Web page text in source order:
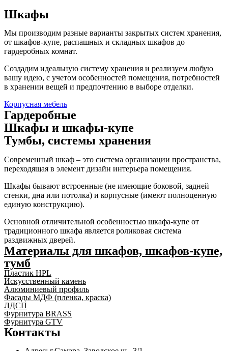
Шкафы
Мы производим разные варианты закрытых систем хранения,
от шкафов-купе, распашных и складных шкафов до
гардеробных комнат.
Создадим идеальную систему хранения и реализуем любую
вашу идею, с учетом особенностей помещения, потребностей
в хранении вещей и предпочтению в выборе отделки.
Корпусная мебель
Гардеробные
Шкафы и шкафы-купе
Тумбы, системы хранения
Современный шкаф – это система организации пространства,
переходящая в элемент дизайн интерьера помещения.
Шкафы бывают встроенные (не имеющие боковой, задней
стенки, дна или потолка) и корпусные (имеют полноценную
единую конструкцию).
Основной отличительной особенностью шкафа-купе от
традиционного шкафа является роликовая система
раздвижных дверей.
Материалы для шкафов, шкафов-купе,
тумб
Пластик HPL
Искусственный камень
Алюминиевый профиль
Фасады МДФ (пленка, краска)
ЛДСП
Фурнитура BRASS
Фурнитура GTV
Контакты